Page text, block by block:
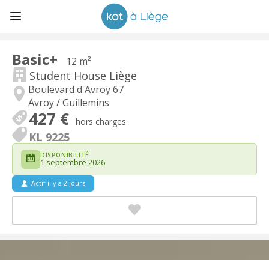
Basic+ 12 m²
Student House Liège
Boulevard d'Avroy 67
Avroy / Guillemins
427 € hors charges
KL 9225
DISPONIBILITÉ
1 septembre 2026
Actif il y a 2 jours